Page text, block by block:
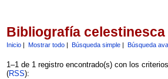
Bibliografía celestinesca
Inicio| Mostrar todo| Búsqueda simple| Búsqueda
1–1 de 1 registro encontrado(s) con los
(RSS):